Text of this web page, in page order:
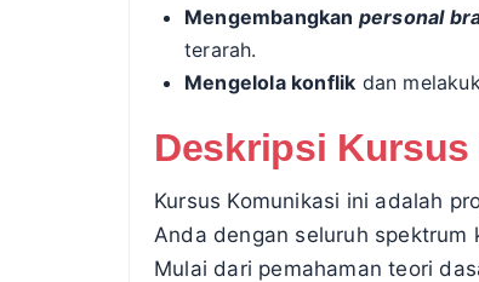
Mengembangkan personal
terarah.
Mengelola konflik dan
Deskripsi
Kursus Komunikasi ini adalah
Anda dengan seluruh spektrum
Mulai dari pemahaman teori